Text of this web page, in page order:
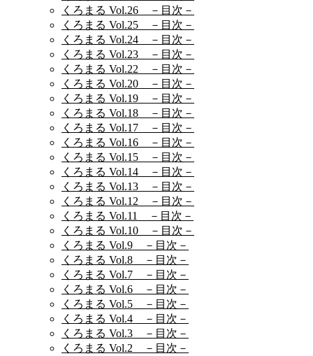
くろまる Vol.26 －目次－
くろまる Vol.25 －目次－
くろまる Vol.24 －目次－
くろまる Vol.23 －目次－
くろまる Vol.22 －目次－
くろまる Vol.20 －目次－
くろまる Vol.19 －目次－
くろまる Vol.18 －目次－
くろまる Vol.17 －目次－
くろまる Vol.16 －目次－
くろまる Vol.15 －目次－
くろまる Vol.14 －目次－
くろまる Vol.13 －目次－
くろまる Vol.12 －目次－
くろまる Vol.11 －目次－
くろまる Vol.10 －目次－
くろまる Vol.9 －目次－
くろまる Vol.8 －目次－
くろまる Vol.7 －目次－
くろまる Vol.6 －目次－
くろまる Vol.5 －目次－
くろまる Vol.4 －目次－
くろまる Vol.3 －目次－
くろまる Vol.2 －目次－